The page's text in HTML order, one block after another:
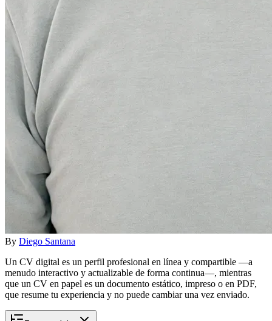
By Diego Santana
Un CV digital es un perfil profesional en línea y compartible —a
menudo interactivo y actualizable de forma continua—, mientras
que un CV en papel es un documento estático, impreso o en PDF,
que resume tu experiencia y no puede cambiar una vez enviado.